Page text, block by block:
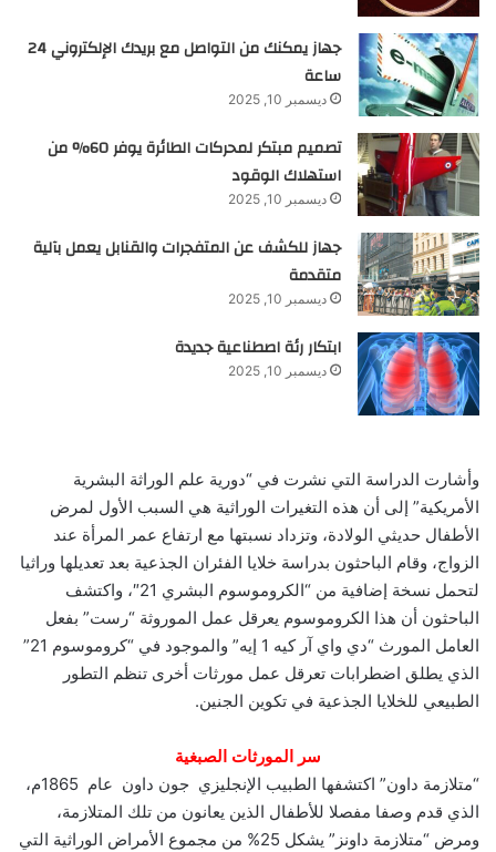
جهاز يمكنك من التواصل مع بريدك الإلكتروني 24
ساعة
ديسمبر 10, 2025
تصميم مبتكر لمحركات الطائرة يوفر 60% من
استهلاك الوقود
ديسمبر 10, 2025
جهاز للكشف عن المتفجرات والقنابل يعمل بآلية
متقدمة
ديسمبر 10, 2025
ابتكار رئة اصطناعية جديدة
ديسمبر 10, 2025
وأشارت الدراسة التي نشرت في “دورية علم الوراثة البشرية
الأمريكية” إلى أن هذه التغيرات الوراثية هي السبب الأول لمرض
الأطفال حديثي الولادة، وتزداد نسبتها مع ارتفاع عمر المرأة عند
الزواج، وقام الباحثون بدراسة خلايا الفئران الجذعية بعد تعديلها وراثيا
لتحمل نسخة إضافية من “الكروموسوم البشري 21″، واكتشف
الباحثون أن هذا الكروموسوم يعرقل عمل الموروثة “رست” بفعل
العامل المورث “دي واي آر كيه 1 إيه” والموجود في “كروموسوم 21”
الذي يطلق اضطرابات تعرقل عمل مورثات أخرى تنظم التطور
الطبيعي للخلايا الجذعية في تكوين الجنين.
سر المورثات الصبغية
“متلازمة داون” اكتشفها الطبيب الإنجليزي جون داون عام 1865م،
الذي قدم وصفا مفصلا للأطفال الذين يعانون من تلك المتلازمة،
ومرض “متلازمة داونز” يشكل 25% من مجموع الأمراض الوراثية التي